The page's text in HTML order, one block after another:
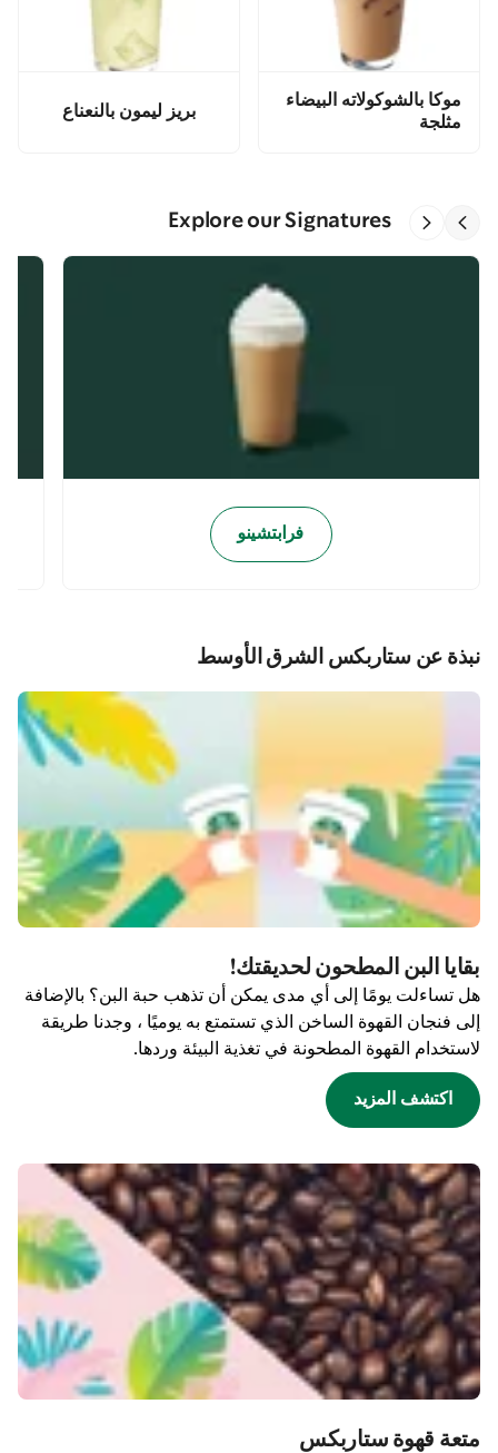
موكا بالشوكولاته البيضاء
مثلجة
بريز ليمون بالنعناع
Explore our Signatures
فرابتشينو
نبذة عن ستاربكس الشرق الأوسط
بقايا البن المطحون لحديقتك!
هل تساءلت يومًا إلى أي مدى يمكن أن تذهب حبة البن؟ بالإضافة
إلى فنجان القهوة الساخن الذي تستمتع به يوميًا ، وجدنا طريقة
لاستخدام القهوة المطحونة في تغذية البيئة وردها.
اكتشف المزيد
متعة قهوة ستاربكس